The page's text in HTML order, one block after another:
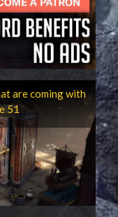
are coming with
51